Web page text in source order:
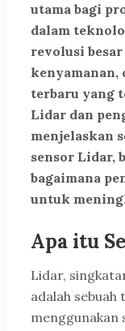
utama bagi
dalam
revolusi
kenyamanan,
terbaru yang
Lidar dan
menjelaskan
sensor Lidar,
bagaimana
untuk
Apa itu
Lidar,
adalah
menggunakan